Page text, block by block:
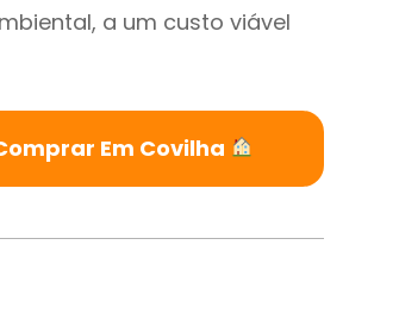
a um custo viável
Em Covilha